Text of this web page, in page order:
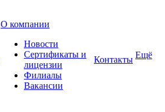
О компании
Новости
Сертификаты и
лицензии
Филиалы
Вакансии
Контакты Ещё